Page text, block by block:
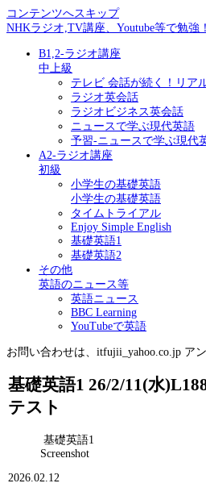
コンテンツへスキップ
NHKラジオ,TV講座、Youtube等で勉強！
B1,2-ラジオ講座
中上級
テレビ 会話が続く！リア
ラジオ英会話
ラジオビジネス英会話
ニュースで学ぶ現代英語
予習-ニュースで学ぶ現代
A2-ラジオ講座
初級
小学生の基礎英語
小学生の基礎英語
タイムトライアル
Enjoy Simple English
基礎英語1
基礎英語2
その他
英語のニュース等
英語ニュース
BBC Learning
YouTubeで英語
お問い合わせは、itfujii_yahoo.co.jp ア
基礎英語1 26/2/11(水
テスト
基礎英語1
Screenshot
2026.02.12